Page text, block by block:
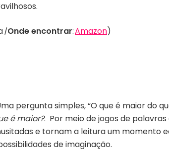
|Onde encontrar:Amazon)
pergunta simples, “O que é maior do
é maior?. Por meio de jogos de
e tornam a leitura um
de imaginação.